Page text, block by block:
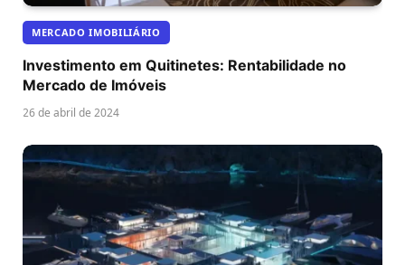
MERCADO IMOBILIÁRIO
Investimento em Quitinetes: Rentabilidade no
Mercado de Imóveis
26 de abril de 2024